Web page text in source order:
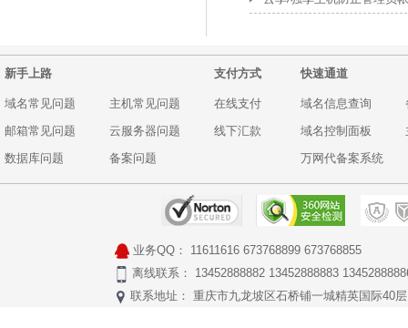
新手上路 支付方式 快速通道
域名常见问题 主机常见问题 在线支付 域名信息查询
邮箱常见问题
云服务器问题 线下汇款 域名控制面板
数据库问题
备案问题 万网代备案系统
业务QQ： 11611616 673768899 673768855
离线联系： 13452888882 13452888883
联系地址： 重庆市九龙坡区石桥铺一城精英国际40